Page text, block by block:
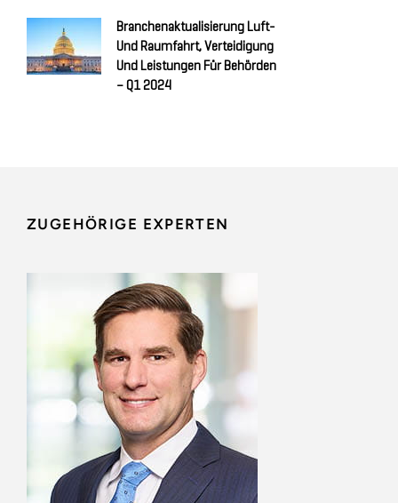
Branchenaktualisierung Luft-
Und Raumfahrt, Verteidigung
Und Leistungen Für Behörden
– Q1 2024
ZUGEHÖRIGE EXPERTEN